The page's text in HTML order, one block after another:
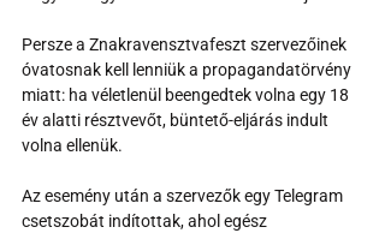
Persze a Znakravensztvafeszt szervezőinek
óvatosnak kell lenniük a propagandatörvény
miatt: ha véletlenül beengedtek volna egy 18
év alatti résztvevőt, büntető-eljárás indult
volna ellenük.
Az esemény után a szervezők egy Telegram
csetszobát indítottak, ahol egész